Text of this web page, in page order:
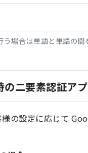
場合は単語と単語の間
二要素認証ア
の設定に応じて